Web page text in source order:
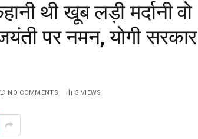
थी खूब लड़ी मर्दानी वो
जयंती पर नमन, योगी सरकार
NO COMMENTS 3 VIEWS